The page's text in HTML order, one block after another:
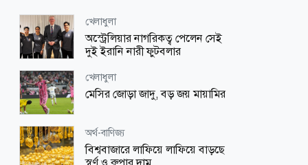
খেলাধুলা
অস্ট্রেলিয়ার নাগরিকত্ব পেলেন সেই
দুই ইরানি নারী ফুটবলার
খেলাধুলা
মেসির জোড়া জাদু, বড় জয় মায়ামির
অর্থ-বাণিজ্য
বিশ্ববাজারে লাফিয়ে লাফিয়ে বাড়ছে